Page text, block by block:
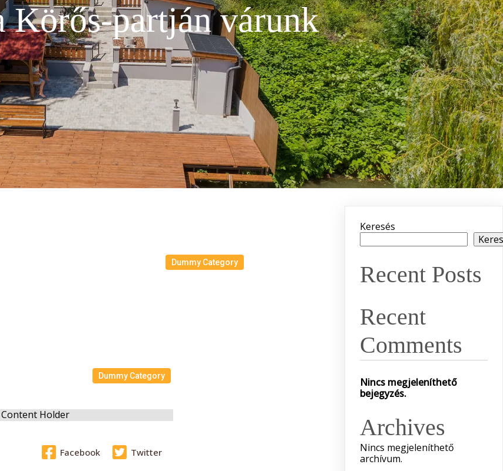
Körős-partján várunk
Dummy Category
Dummy Category
Holder
Facebook Twitter
Keresés
Recent Posts
Recent
Comments
Nincs megjeleníthető
bejegyzés.
Archives
Nincs megjeleníthető
archívum.